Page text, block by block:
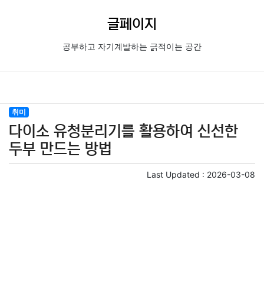
글페이지
공부하고 자기계발하는 긁적이는 공간
취미
다이소 유청분리기를 활용하여 신선한
두부 만드는 방법
Last Updated : 2026-03-08